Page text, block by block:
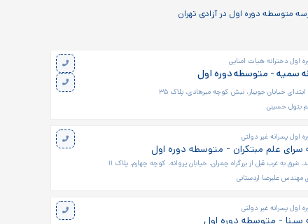
متوسطه دوره اول در آزادی تهران
اول دخترانه هیات امنایی
سمیه - متوسطه دوره اول
خیابان جویبار، نبش کوچه میرهادی، پلاک ۳۵
بتول حسینی
اول پسرانه غیر دولتی
سرای علم مبتکران - متوسطه دوره اول
شرق به غرب قبل از بزرگراه چمران، خیابان پروانه، کوچه چهارم، پلاک ۱۱
مهندس علیرضا اردستانی
اول پسرانه غیر دولتی
سینا - متوسطه دوره اول